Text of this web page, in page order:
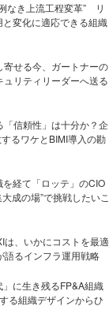
なき上流工程変革” リ
変化に適応できる組織
せる今、ガートナーの
リティリーダーへ送る
「信頼性」は十分か？企
るワケとBIMI導入の勘
経て「ロッテ」のCIO
成の場”で挑戦したいこ
、いかにコストを最適
語るインフラ運用戦略
」に生き残るFP&A組織
る組織デザインからひ